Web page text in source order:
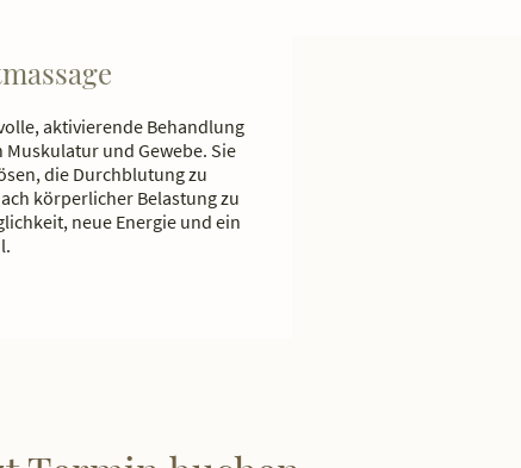
aktivierende Behandlung
und Gewebe. Sie
die Durchblutung zu
körperlicher Belastung zu
neue Energie und ein